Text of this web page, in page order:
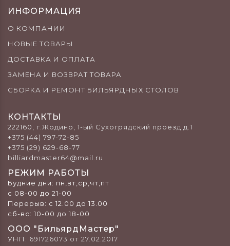
ИНФОРМАЦИЯ
О КОМПАНИИ
НОВЫЕ ТОВАРЫ
ДОСТАВКА И ОПЛАТА
ЗАМЕНА И ВОЗВРАТ ТОВАРА
СБОРКА И РЕМОНТ БИЛЬЯРДНЫХ СТОЛОВ
КОНТАКТЫ
222160, г.Жодино, 1-ый Сухогрядский проезд д.1
+375 (44) 797-72-85
+375 (29) 629-68-77
billiardmaster64@mail.ru
РЕЖИМ РАБОТЫ
Будние дни: пн,вт,ср,чт,пт
с 08-00 до 21-00
Перерыв: c 12.00 до 13.00
сб-вс: 10-00 до 18-00
ООО "БильярдМастер"
УНП: 691726073 от 27.02.2017